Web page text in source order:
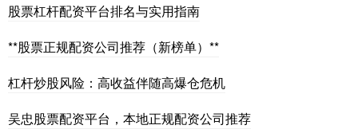
股票杠杆配资平台排名与实用指南
**股票正规配资公司推荐（新榜单）**
杠杆炒股风险：高收益伴随高爆仓危机
吴忠股票配资平台，本地正规配资公司推荐